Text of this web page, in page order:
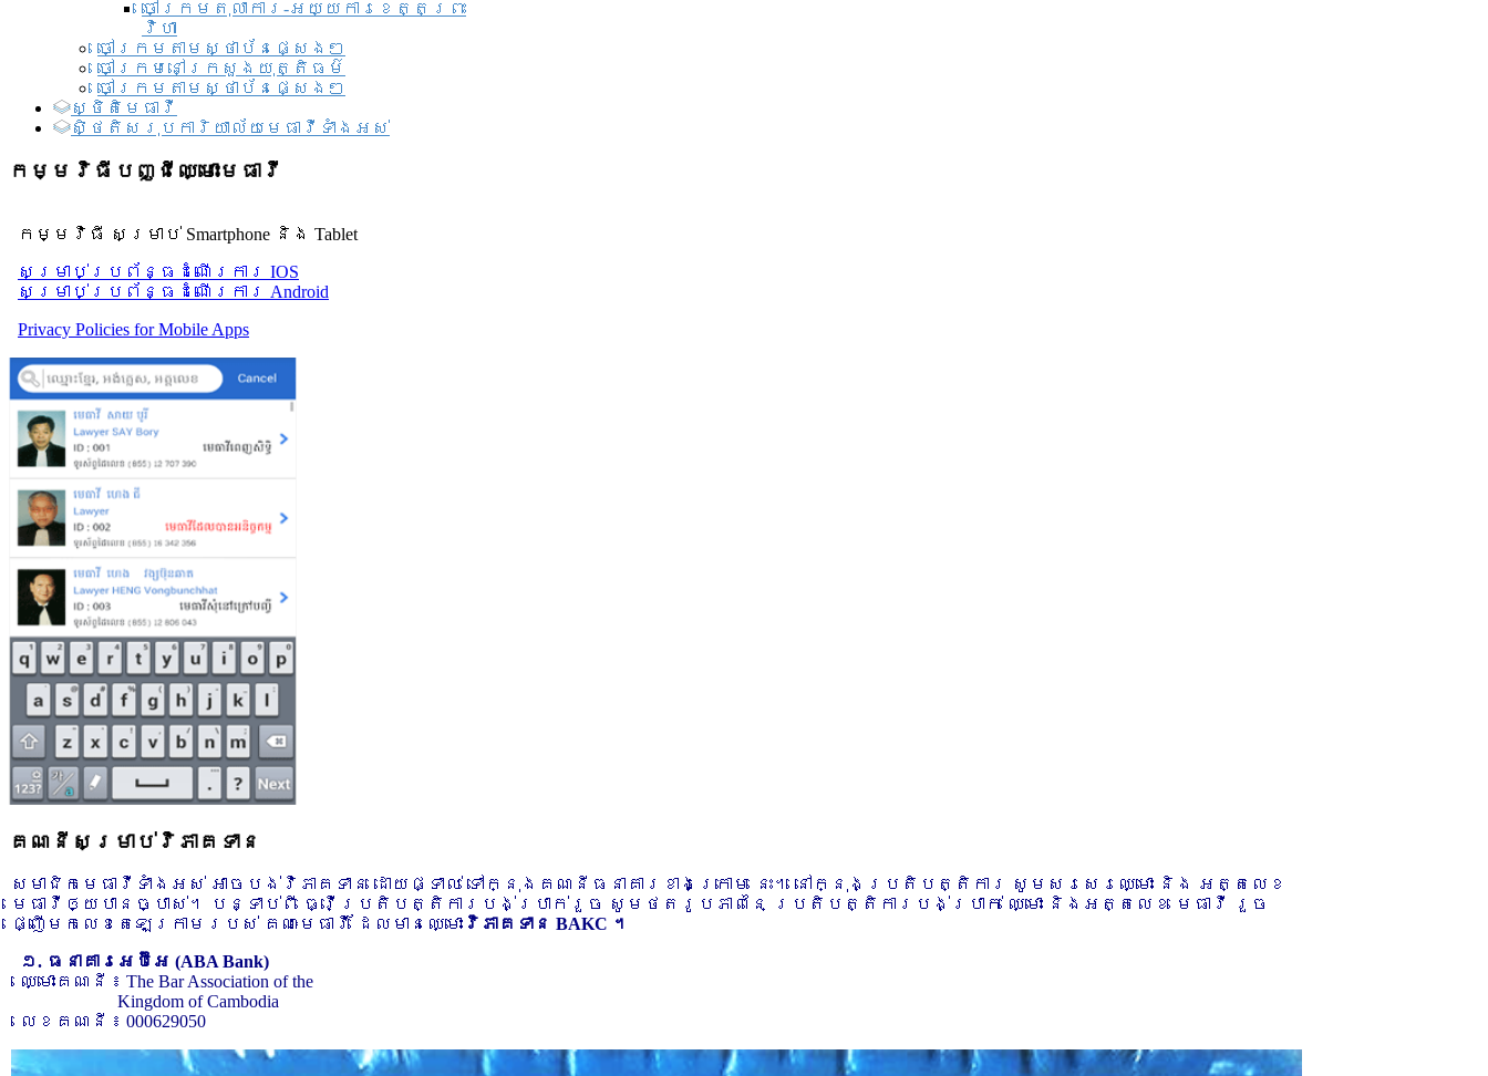
ចៅក្រមតុលាការ-អយ្យការខេត្តព្រះ
វិហា
ចៅក្រមតាមស្ថាប័នផ្សេងៗ
ចៅក្រមនៅក្រសួងយុត្តិធម៌
ចៅក្រមតាមស្ថាប័នផ្សេងៗ
ស្ថិតិមេធាវី
សិ្ថតិសរុបការិយាល័យមេធាវីទាំងអស់​
កម្មវិធីបញ្ជីឈ្មោះមេធាវី
កម្មវិធី សម្រាប់ Smartphone និង Tablet
សម្រាប់​ប្រព័ន្ធដំណើរការ IOS
សម្រាប់​ប្រព័ន្ធដំណើរការ Android
Privacy Policies for Mobile Apps
គណនីសម្រាប់វិភាគទាន
សមាជិកមេធាវីទាំងអស់ អាចបង់វិភាគទាន ដោយផ្ទាល់ ទៅក្នុងគណនីធនាគារខាងក្រោម នេះ។ នៅក្នុងប្រតិបត្តិការ សូមសរសេរឈ្មោះ និង អត្តលេខ
មេធាវីឲ្យបានច្បាស់។ បន្ទាប់ពី ធ្វើប្រតិបត្តិការបង់ប្រាក់រួច សូមថតរូបភាពនៃ ប្រតិបត្តិការបង់ប្រាក់ ឈ្មោះ និងអត្តលេខ មេធាវី រួច
ផ្ញើមកលេខតេឡេក្រាមរបស់ គណៈមេធាវី ដែលមានឈ្មោះ វិភាគទាន BAKC ។
១. ធនាគារអេប៊ីអេ (ABA Bank)
ឈ្មោះគណនី ៖ The Bar Association of the
Kingdom of Cambodia
លេខគណនី ៖ 000629050